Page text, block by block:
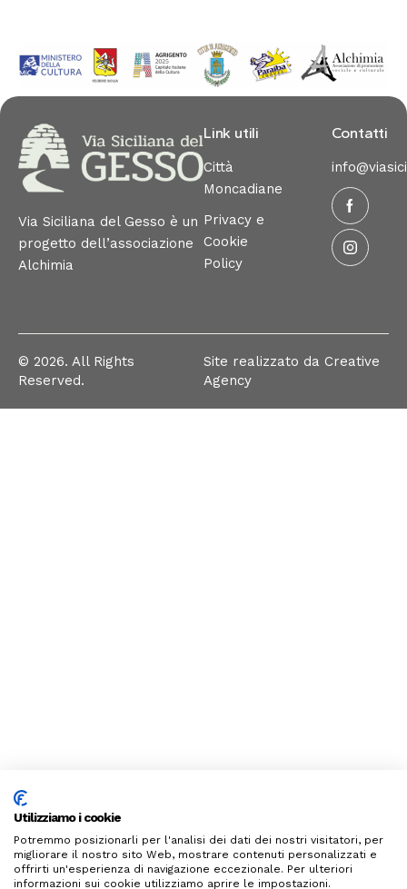
Via Siciliana del Gesso è un
progetto dell’associazione
Alchimia
Link utili
Città
Moncadiane
Privacy e
Cookie
Policy
Contatti
© 2026. All Rights
Reserved.
Site realizzato da Creative
Agency
Utilizziamo i cookie
Potremmo posizionarli per l'analisi dei dati dei nostri visitatori, per
migliorare il nostro sito Web, mostrare contenuti personalizzati e
offrirti un'esperienza di navigazione eccezionale. Per ulteriori
informazioni sui cookie utilizziamo aprire le impostazioni.